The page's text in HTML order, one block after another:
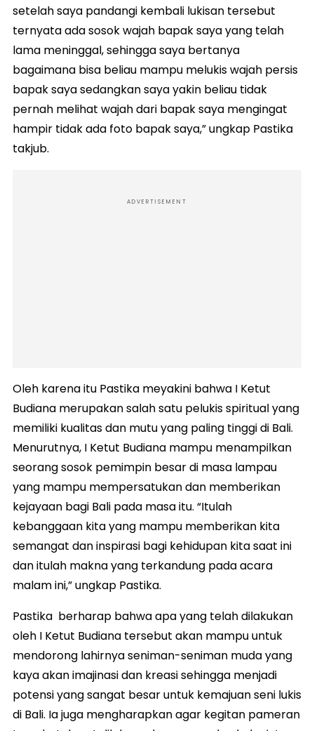
setelah saya pandangi kembali lukisan tersebut
ternyata ada sosok wajah bapak saya yang telah
lama meninggal, sehingga saya bertanya
bagaimana bisa beliau mampu melukis wajah persis
bapak saya sedangkan saya yakin beliau tidak
pernah melihat wajah dari bapak saya mengingat
hampir tidak ada foto bapak saya,” ungkap Pastika
takjub.
ADVERTISEMENT
Oleh karena itu Pastika meyakini bahwa I Ketut
Budiana merupakan salah satu pelukis spiritual yang
memiliki kualitas dan mutu yang paling tinggi di Bali.
Menurutnya, I Ketut Budiana mampu menampilkan
seorang sosok pemimpin besar di masa lampau
yang mampu mempersatukan dan memberikan
kejayaan bagi Bali pada masa itu. “Itulah
kebanggaan kita yang mampu memberikan kita
semangat dan inspirasi bagi kehidupan kita saat ini
dan itulah makna yang terkandung pada acara
malam ini,” ungkap Pastika.
Pastika berharap bahwa apa yang telah dilakukan
oleh I Ketut Budiana tersebut akan mampu untuk
mendorong lahirnya seniman-seniman muda yang
kaya akan imajinasi dan kreasi sehingga menjadi
potensi yang sangat besar untuk kemajuan seni lukis
di Bali. Ia juga mengharapkan agar kegitan pameran